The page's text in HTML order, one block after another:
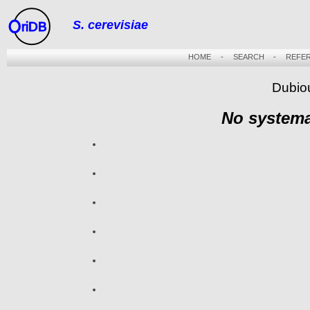
riDB S. cerevisiae
HOME- SEARCH -
No